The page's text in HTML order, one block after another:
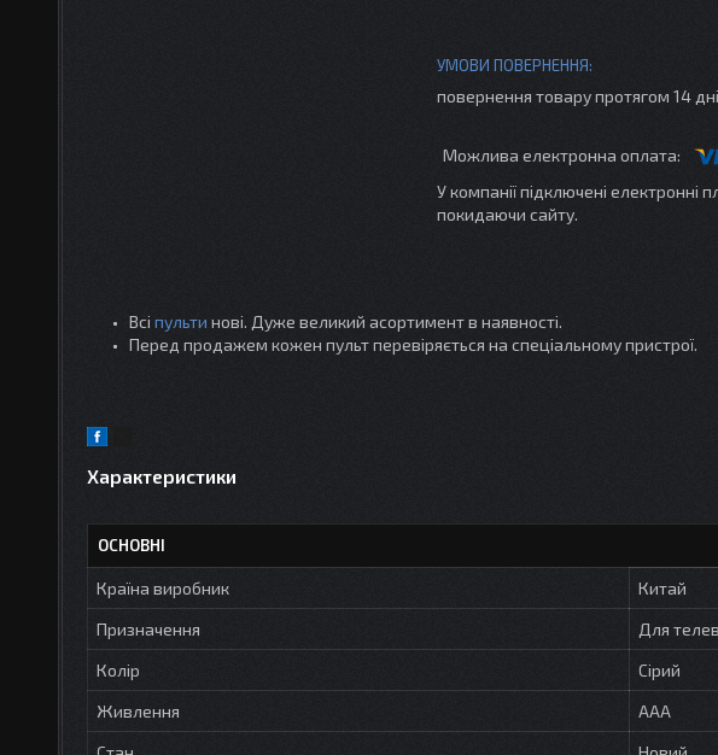
повернення товару протягом 14
У компанії підключені
покидаючи сайту.
Всі пульти нові. Дуже великий асортимент в наявності.
Перед продажем кожен пульт перевіряється на спеціальному пристрої.
Характеристики
ОСНОВНІ
Країна виробник
Китай
Призначення
Для
Колір
Сірий
Живлення
AAA